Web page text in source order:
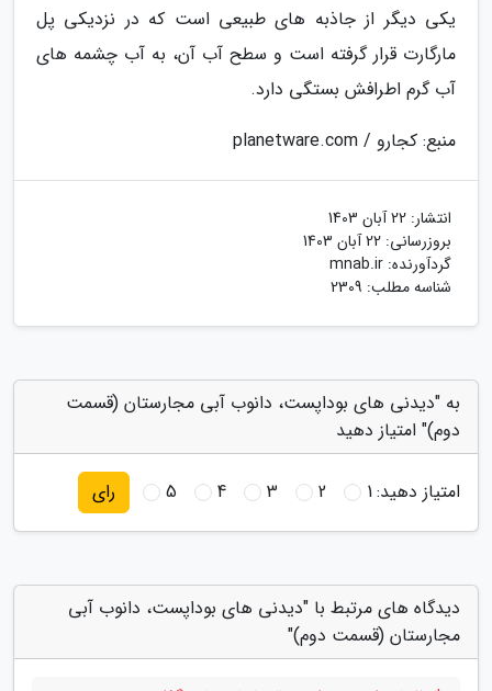
یکی دیگر از جاذبه های طبیعی است که در نزدیکی پل
مارگارت قرار گرفته است و سطح آب آن، به آب چشمه های
آب گرم اطرافش بستگی دارد.
منبع: کجارو / planetware.com
انتشار: 22 آبان 1403
بروزرسانی: 22 آبان 1403
گردآورنده: mnab.ir
شناسه مطلب: 2309
به "دیدنی های بوداپست، دانوب آبی مجارستان (قسمت
دوم)" امتیاز دهید
امتیاز دهید:1
2
3
4
5 رای
دیدگاه های مرتبط با "دیدنی های بوداپست، دانوب آبی
مجارستان (قسمت دوم)"